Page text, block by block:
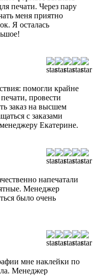
печати. Через пару
меня приятно
Я осталась
помогли крайне
провести
заказ на высшем
с заказами
Екатерине.
напечатали
Менеджер
было очень
мне наклейки по
Менеджер